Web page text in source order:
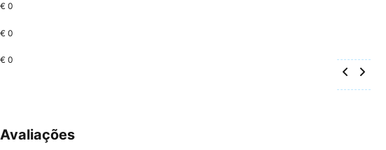
€ 0
€ 0
€ 0
Avaliações